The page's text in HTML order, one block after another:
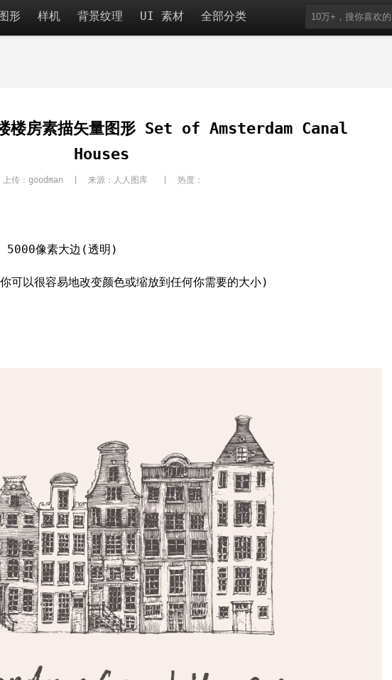
形 样机 背景纹理 UI 素材 全部分类
楼楼房素描矢量图形 Set of Amsterdam Canal
Houses
上传：goodman | 来源：人人图库 | 热度：
5000像素大边(透明)
可以很容易地改变颜色或缩放到任何你需要的大小)